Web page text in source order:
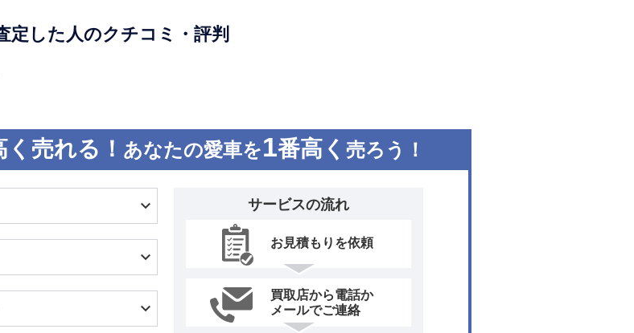
した人のクチコミ・評判
く売れる！ あなたの愛車を1番高く 売ろう！
サービスの流れ
お見積もりを依頼
買取店から電話か
メールでご連絡